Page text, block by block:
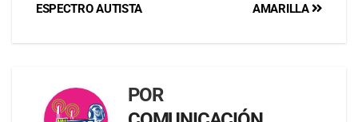
AMARILLA
ESPECTRO AUTISTA
POR